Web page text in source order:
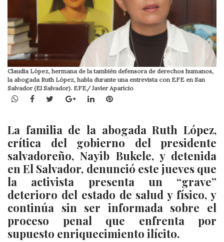
Claudia López, hermana de la también defensora de derechos humanos,
la abogada Ruth López, habla durante una entrevista con EFE en San
Salvador (El Salvador). EFE/ Javier Aparicio
WhatsApp
Facebook
TwitterGoogle+LinkedInPinterest
La familia de la abogada Ruth López,
crítica del gobierno del presidente
salvadoreño, Nayib Bukele, y detenida
en El Salvador, denunció este jueves que
la activista presenta un “grave”
deterioro del estado de salud y físico, y
continúa sin ser informada sobre el
proceso penal que enfrenta por
supuesto enriquecimiento ilícito.